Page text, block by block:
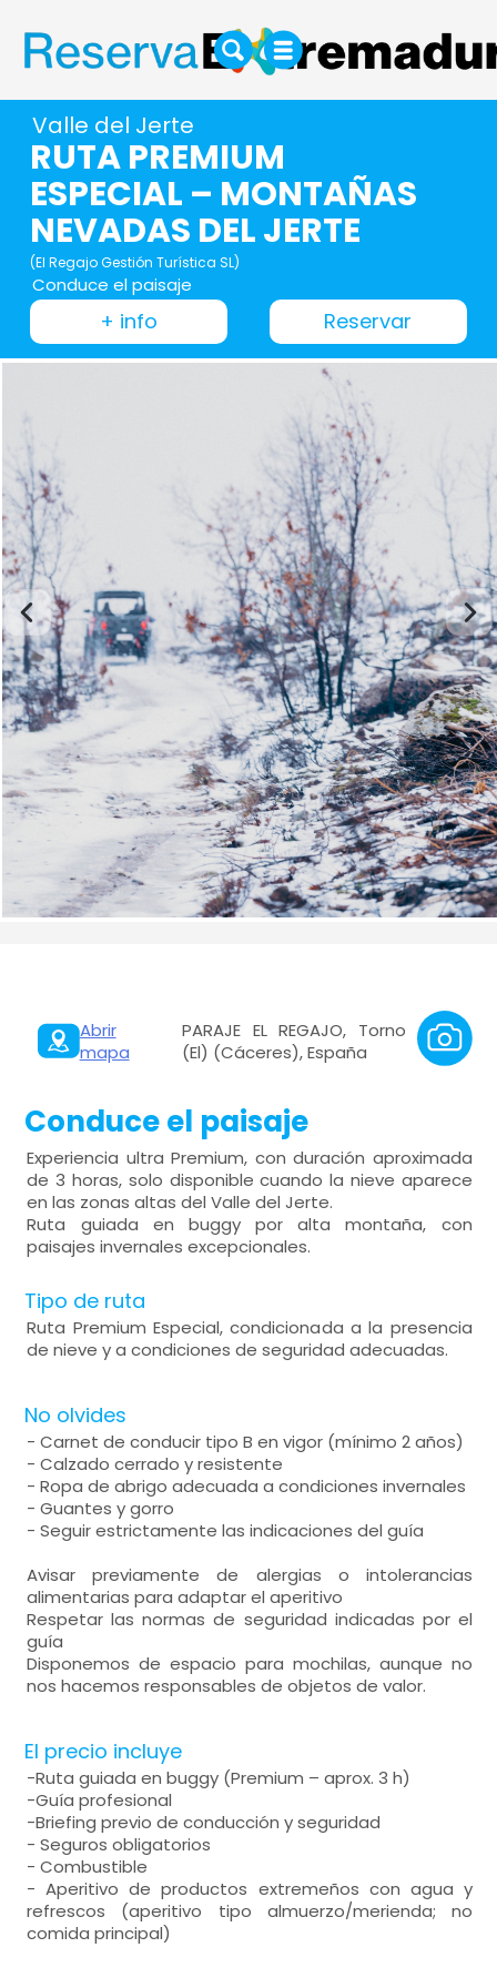
Valle del Jerte
RUTA PREMIUM
ESPECIAL – MONTAÑAS
NEVADAS DEL JERTE
(El Regajo Gestión Turística SL)
Conduce el paisaje
+ info Reservar
Abrir
mapa
PARAJE EL REGAJO, Torno
(El) (Cáceres), España
Conduce el paisaje
Experiencia ultra Premium, con duración aproximada
de 3 horas, solo disponible cuando la nieve aparece
en las zonas altas del Valle del Jerte.
Ruta guiada en buggy por alta montaña, con
paisajes invernales excepcionales.
Tipo de ruta
Ruta Premium Especial, condicionada a la presencia
de nieve y a condiciones de seguridad adecuadas.
No olvides
- Carnet de conducir tipo B en vigor (mínimo 2 años)
- Calzado cerrado y resistente
- Ropa de abrigo adecuada a condiciones invernales
- Guantes y gorro
- Seguir estrictamente las indicaciones del guía
Avisar previamente de alergias o intolerancias
alimentarias para adaptar el aperitivo
Respetar las normas de seguridad indicadas por el
guía
Disponemos de espacio para mochilas, aunque no
nos hacemos responsables de objetos de valor.
El precio incluye
-Ruta guiada en buggy (Premium – aprox. 3 h)
-Guía profesional
-Briefing previo de conducción y seguridad
- Seguros obligatorios
- Combustible
- Aperitivo de productos extremeños con agua y
refrescos (aperitivo tipo almuerzo/merienda; no
comida principal)